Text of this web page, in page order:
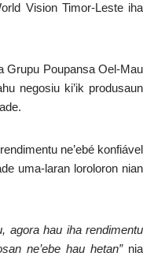
Vision Timor-Leste iha
Grupu Poupansa Oel-Mau
negosiu ki’ik produsaun
ne’ebé konfiável
uma-laran loroloron nian
agora hau iha rendimentu
ne’ebe hau hetan”nia